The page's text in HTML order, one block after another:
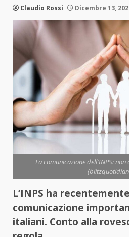
Claudio Rossi Dicembre 13,
La comunicazione dell'INPS:
L’INPS ha
comunicazione
italiani. Conto alla